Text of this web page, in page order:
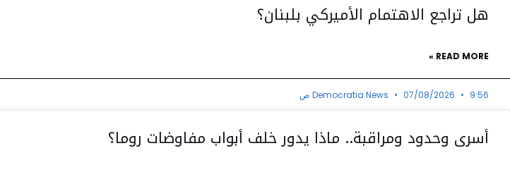
هل تراجع الاهتمام الأميركي بلبنان؟
READ MORE »
Democratia News 07/08/2026 9:56 ص
أسرى وحدود ومراقبة.. ماذا يدور خلف أبواب مفاوضات روما؟